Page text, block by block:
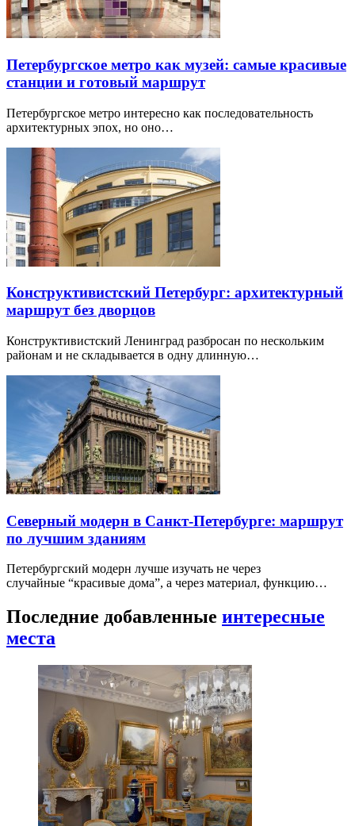
Петербургское метро как музей: самые красивые
станции и готовый маршрут
Петербургское метро интересно как последовательность
архитектурных эпох, но оно…
Конструктивистский Петербург: архитектурный
маршрут без дворцов
Конструктивистский Ленинград разбросан по нескольким
районам и не складывается в одну длинную…
Северный модерн в Санкт-Петербурге: маршрут
по лучшим зданиям
Петербургский модерн лучше изучать не через
случайные “красивые дома”, а через материал, функцию…
Последние добавленные интересные
места